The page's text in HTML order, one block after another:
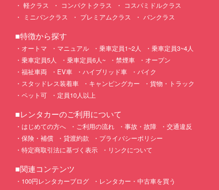
軽クラス コンパクトクラス
コスパミドルクラス
ミニバンクラス
プレミアムクラス バンクラス
■特徴から探す
オートマ マニュアル 乗車定員1~2人
乗車定員3~4人
乗車定員5人
乗車定員6人~ 禁煙車
オープン
福祉車両
EV車 ハイブリッド車
バイク
スタッドレス装着車
キャンピングカー
貨物・トラック
ペット可
定員10人以上
■レンタカーのご利用について
はじめての方へ ご利用の流れ 事故・故障
交通違反
保険・補償
貸渡約款
プライバシーポリシー
特定商取引法に基づく表示
リンクについて
■関連コンテンツ
100円レンタカーブログ
レンタカー・中古車を買う